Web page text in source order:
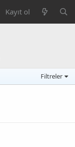
Kayıt ol
Filtreler